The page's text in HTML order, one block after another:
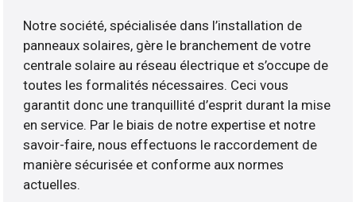
Notre société, spécialisée dans l’installation de
panneaux solaires, gère le branchement de votre
centrale solaire au réseau électrique et s’occupe de
toutes les formalités nécessaires. Ceci vous
garantit donc une tranquillité d’esprit durant la mise
en service. Par le biais de notre expertise et notre
savoir-faire, nous effectuons le raccordement de
manière sécurisée et conforme aux normes
actuelles.